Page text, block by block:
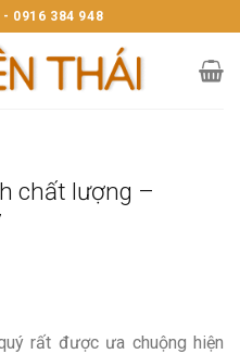
0916 384 948
chất lượng –
rất được ưa chuộng hiện